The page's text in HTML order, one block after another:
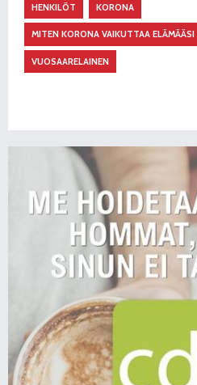
HENKILÖT KORONA
MITEN KORONA VAIKUTTAA
VUOSAARELAINEN